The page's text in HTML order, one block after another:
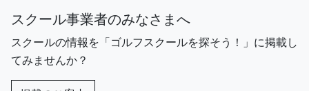
スクール事業者のみなさまへ
スクールの情報を「ゴルフスクールを探そう！」に掲載し
てみませんか？